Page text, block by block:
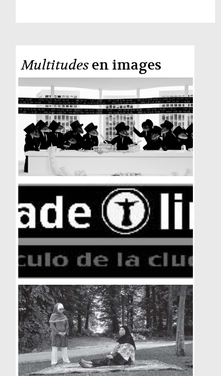
Multitudesen images